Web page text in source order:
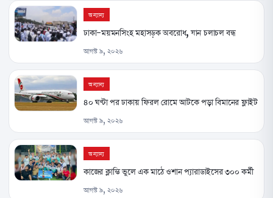
অন্যান্য
ঢাকা-ময়মনসিংহ মহাসড়ক অবরোধ, যান চলাচল বন্ধ
আগস্ট ৯, ২০২৬
অন্যান্য
৪০ ঘণ্টা পর ঢাকায় ফিরল রোমে আটকে পড়া বিমানের ফ্লাইট
আগস্ট ৯, ২০২৬
অন্যান্য
কাজের ক্লান্তি ভুলে এক মাঠে ওশান প্যারাডাইসের ৩০০ কর্মী
আগস্ট ৯, ২০২৬